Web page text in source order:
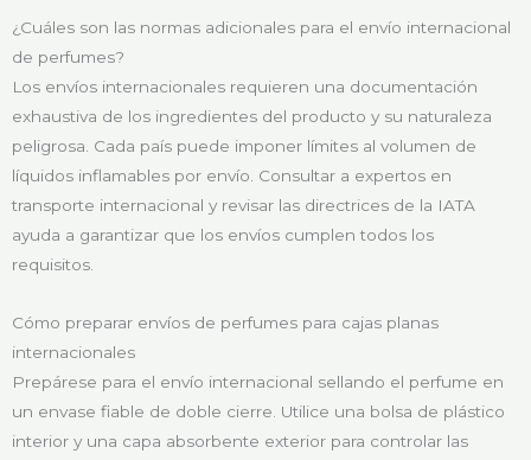
¿Cuáles son las normas adicionales para el envío internacional
de perfumes?
Los envíos internacionales requieren una documentación
exhaustiva de los ingredientes del producto y su naturaleza
peligrosa. Cada país puede imponer límites al volumen de
líquidos inflamables por envío. Consultar a expertos en
transporte internacional y revisar las directrices de la IATA
ayuda a garantizar que los envíos cumplen todos los
requisitos.
Cómo preparar envíos de perfumes para cajas planas
internacionales
Prepárese para el envío internacional sellando el perfume en
un envase fiable de doble cierre. Utilice una bolsa de plástico
interior y una capa absorbente exterior para controlar las